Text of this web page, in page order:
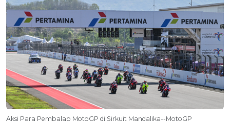
Aksi Para Pembalap MotoGP di Sirkuit Mandalika--MotoGP